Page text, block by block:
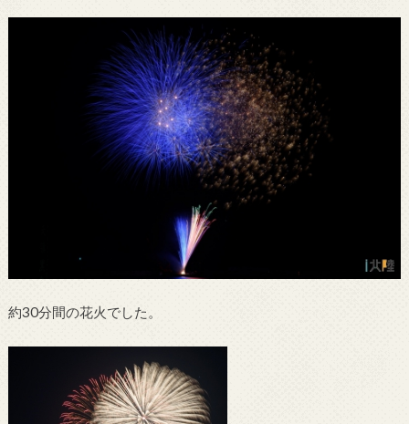
約30分間の花火でした。